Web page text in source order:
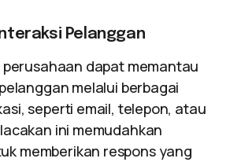
Pelanggan
dapat memantau
melalui berbagai
seperti email, telepon, atau
ini memudahkan
memberikan respons yang